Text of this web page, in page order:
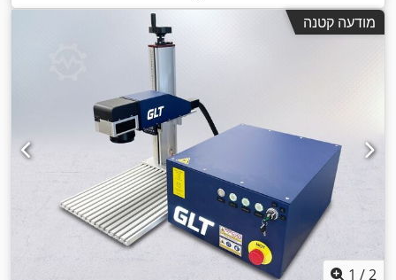
מ"מ, מרחק תנועה ציר Z: 300 מ"מ, אורך שולחן:300 מ"מ
, רוחב
400 מ"מ , גובה עבודה: 300 מ"מ
50 הרץ
מודעה קטנה
1 /2